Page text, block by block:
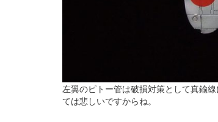
左翼のピトー管は破損対策として真鍮
ては悲しいですからね。